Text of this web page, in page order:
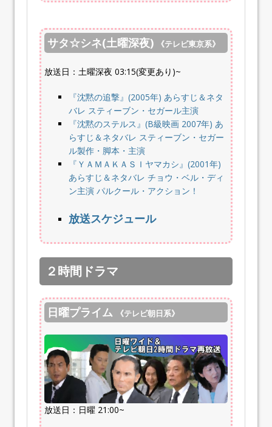
サタ☆シネ(土曜深夜) 《テレビ東京系》
放送日：土曜深夜 03:15(変更あり)~
『沈黙の追撃』(2005年) あらすじ＆ネタ
バレ スティーブン・セガール主演
『沈黙のステルス』(B級映画 2007年) あ
らすじ＆ネタバレ スティーブン・セガー
ル製作・脚本・主演
『ＹＡＭＡＫＡＳＩヤマカシ』(2001年)
あらすじ＆ネタバレ チョウ・ベル・ディ
ン主演 パルクール・アクション！
放送スケジュール
２時間ドラマ
日曜プライム 《テレビ朝日系》
放送日：日曜 21:00~